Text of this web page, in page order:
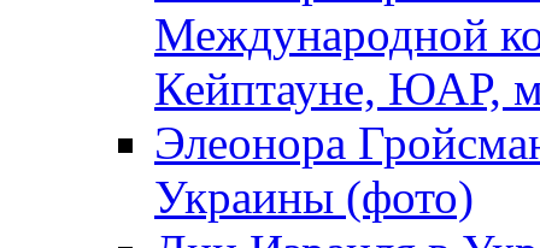
Международной
Кейптауне, ЮАР,
Элеонора
Украины (фото)